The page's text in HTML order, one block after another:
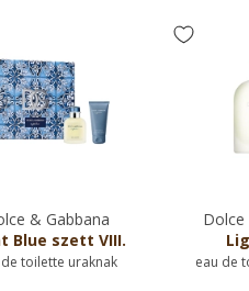
& Gabbana
Blue szett VIII.
toilette uraknak
Dolce
eau de